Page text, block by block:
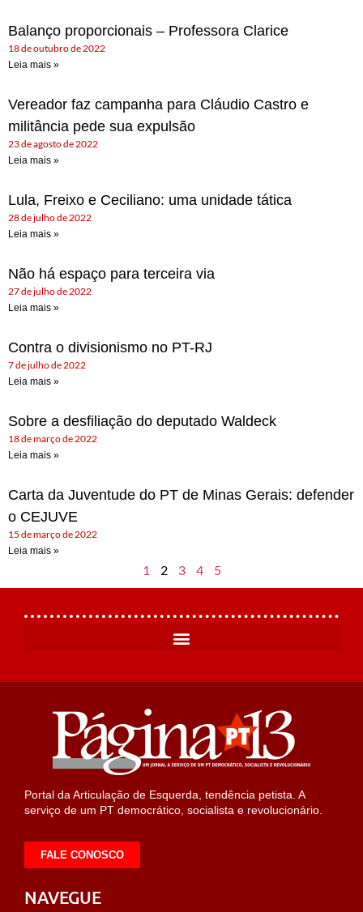
Balanço proporcionais – Professora Clarice
18 de outubro de 2022
Leia mais »
Vereador faz campanha para Cláudio Castro e
militância pede sua expulsão
23 de agosto de 2022
Leia mais »
Lula, Freixo e Ceciliano: uma unidade tática
28 de julho de 2022
Leia mais »
Não há espaço para terceira via
27 de julho de 2022
Leia mais »
Contra o divisionismo no PT-RJ
7 de julho de 2022
Leia mais »
Sobre a desfiliação do deputado Waldeck
18 de março de 2022
Leia mais »
Carta da Juventude do PT de Minas Gerais: defender
o CEJUVE
15 de março de 2022
Leia mais »
1 2 3 4 5
Portal da Articulação de Esquerda, tendência petista. A
serviço de um PT democrático, socialista e revolucionário.
FALE CONOSCO
NAVEGUE